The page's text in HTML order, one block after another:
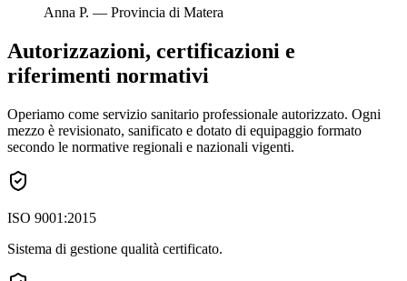
Anna P. — Provincia di Matera
Autorizzazioni, certificazioni e
riferimenti normativi
Operiamo come servizio sanitario professionale autorizzato. Ogni
mezzo è revisionato, sanificato e dotato di equipaggio formato
secondo le normative regionali e nazionali vigenti.
ISO 9001:2015
Sistema di gestione qualità certificato.